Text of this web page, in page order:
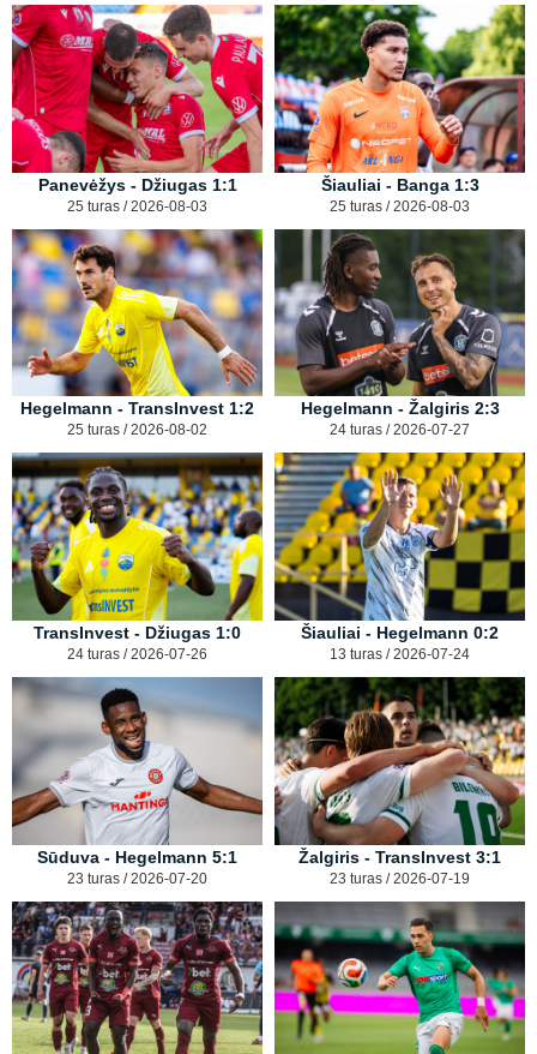
Panevėžys - Džiugas 1:1
25 turas / 2026-08-03
Šiauliai - Banga 1:3
25 turas / 2026-08-03
Hegelmann - TransInvest 1:2
25 turas / 2026-08-02
Hegelmann - Žalgiris 2:3
24 turas / 2026-07-27
TransInvest - Džiugas 1:0
24 turas / 2026-07-26
Šiauliai - Hegelmann 0:2
13 turas / 2026-07-24
Sūduva - Hegelmann 5:1
23 turas / 2026-07-20
Žalgiris - TransInvest 3:1
23 turas / 2026-07-19